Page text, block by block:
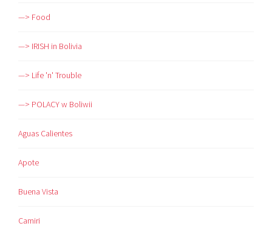
—> Food
—> IRISH in Bolivia
—> Life 'n' Trouble
—> POLACY w Boliwii
Aguas Calientes
Apote
Buena Vista
Camiri